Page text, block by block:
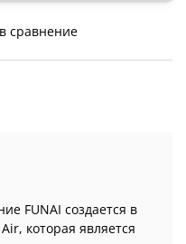
сравнение
FUNAI создается в
которая является